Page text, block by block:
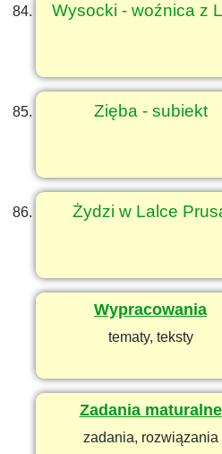
Wysocki - woźnica z
Zięba - subiekt
Żydzi w Lalce
Wypracowania
tematy, teksty
Zadania maturalne
zadania, rozwiązania